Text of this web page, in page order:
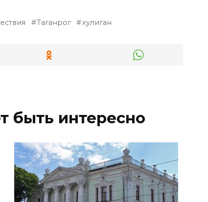
Таганрог хулиган
быть интересно